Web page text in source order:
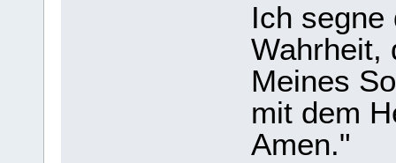
Ich segne
Wahrheit,
Meines
mit dem
Amen."